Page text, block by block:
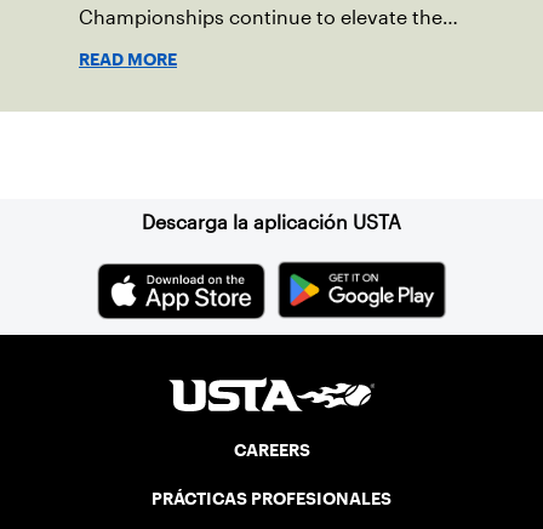
Championships continue to elevate the
READ MORE
Descarga la aplicación USTA
CAREERS
PRÁCTICAS PROFESIONALES